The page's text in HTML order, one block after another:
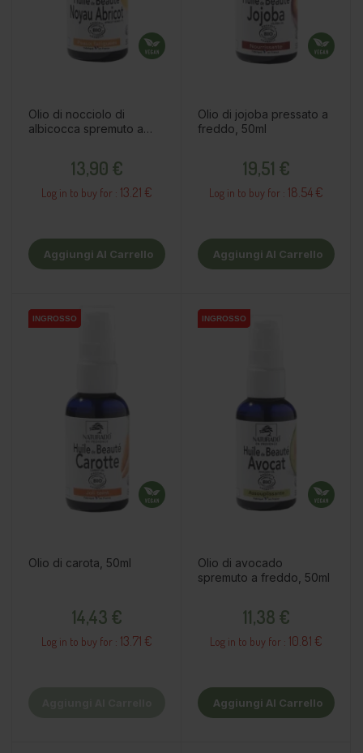
Olio di nocciolo di
albicocca spremuto a
13,90 €
Log in to buy for : 13.21 €
Aggiungi Al Carrello
Olio di jojoba pressato a
freddo, 50ml
19,51 €
Log in to buy for : 18.54 €
Aggiungi Al Carrello
INGROSSO
INGROSSO
INGROSSO
Olio di carota, 50ml
14,43 €
Log in to buy for : 13.71 €
INGROSSO
INGROSSO
Olio di avocado
spremuto a freddo, 50ml
11,38 €
Log in to buy for : 10.81 €
Aggiungi Al Carrello